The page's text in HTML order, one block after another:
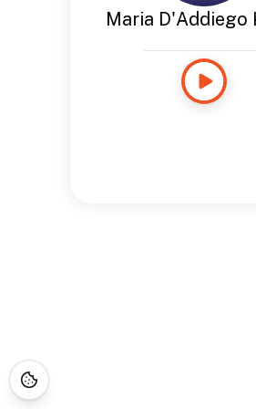
Maria D'Addiego